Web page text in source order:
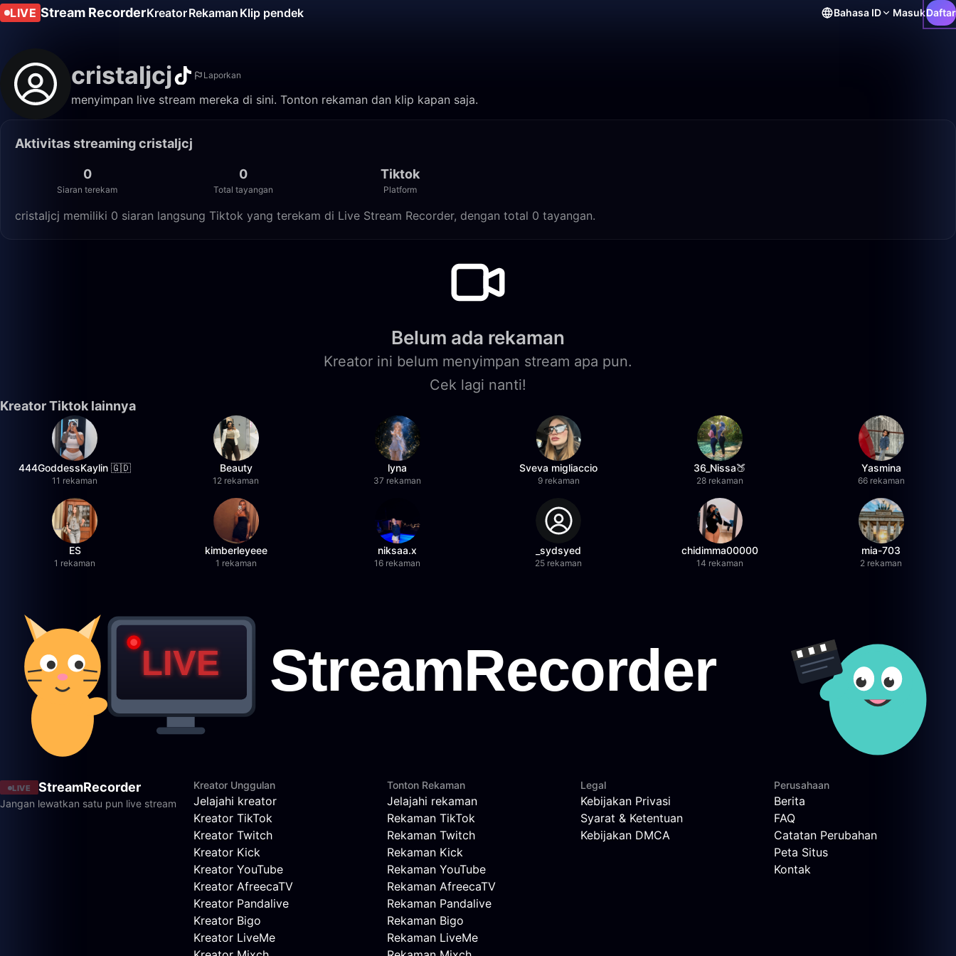
LIVE Stream RecorderKreatorRekaman Klip pendek Bahasa ID MasukDaftar
cristaljcj Laporkan
menyimpan live stream mereka di sini. Tonton rekaman dan klip kapan saja.
Aktivitas streaming cristaljcj
0
Siaran terekam
0
Total tayangan
Tiktok
Platform
cristaljcj memiliki 0 siaran langsung Tiktok yang terekam di Live Stream Recorder, dengan total 0 tayangan.
Belum ada rekaman
Kreator ini belum menyimpan stream apa pun.
Cek lagi nanti!
Kreator Tiktok lainnya
444GoddessKaylin 🇬🇩
11 rekaman
Beauty
12 rekaman
lyna
37 rekaman
Sveva migliaccio
9 rekaman
36_Nissa🍑
28 rekaman
Yasmina
66 rekaman
ES
1 rekaman
kimberleyeee
1 rekaman
niksaa.x
16 rekaman
_sydsyed
25 rekaman
chidimma00000
14 rekaman
mia-703
2 rekaman
LIVE StreamRecorder
Jangan lewatkan satu pun live stream
Kreator Unggulan
Jelajahi kreator
Kreator TikTok
Kreator Twitch
Kreator Kick
Kreator YouTube
Kreator AfreecaTV
Kreator Pandalive
Kreator Bigo
Kreator LiveMe
Tonton Rekaman
Jelajahi rekaman
Rekaman TikTok
Rekaman Twitch
Rekaman Kick
Rekaman YouTube
Rekaman AfreecaTV
Rekaman Pandalive
Rekaman Bigo
Rekaman LiveMe
Legal
Kebijakan Privasi
Syarat & Ketentuan
Kebijakan DMCA
Perusahaan
Berita
FAQ
Catatan Perubahan
Peta Situs
Kontak